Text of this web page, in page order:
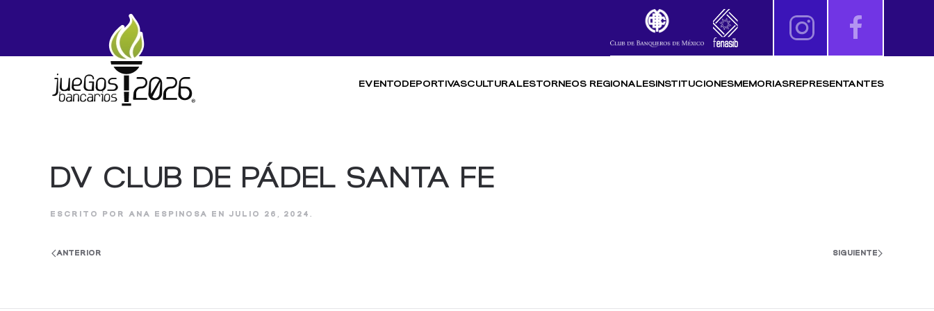
Skip to main content
EVENTODEPORTIVASCULTURALESTORNEOS REGIONALESINSTITUCIONESMEMORIASREPRESENTANTES
DV CLUB DE PÁDEL SANTA FE
ESCRITO POR ANA ESPINOSA EN JULIO 26, 2024 .
ANTERIOR SIGUIENTE